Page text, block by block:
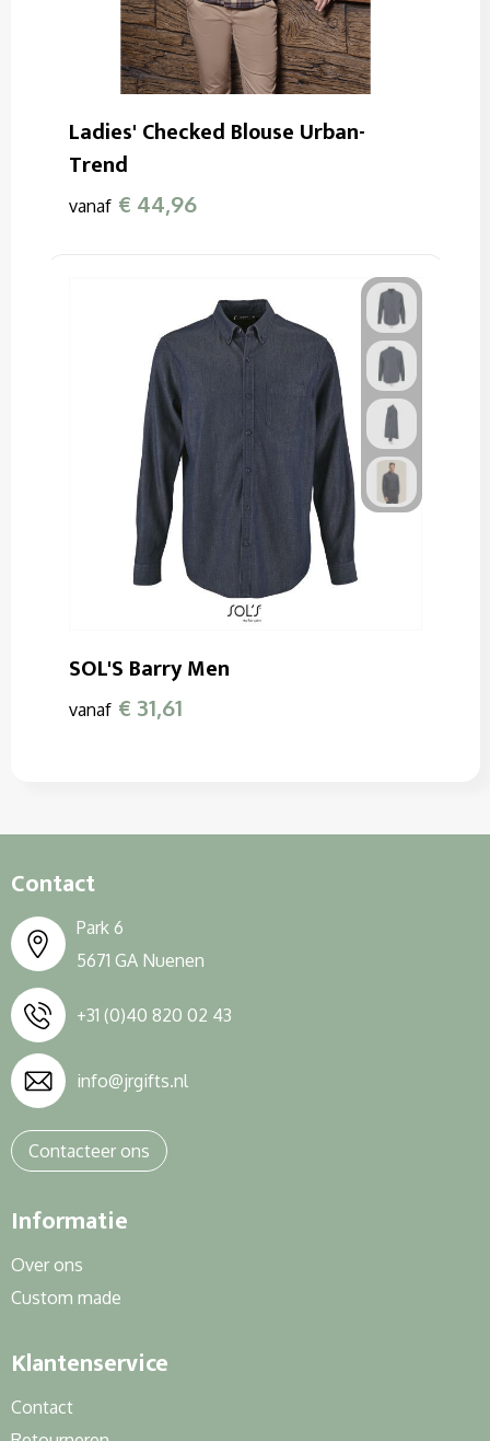
Ladies' Checked Blouse Urban-
Trend
vanaf € 44,96
SOL'S Barry Men
vanaf € 31,61
Contact
Park 6
5671 GA Nuenen
+31 (0)40 820 02 43
info@jrgifts.nl
Contacteer ons
Informatie
Over ons
Custom made
Klantenservice
Contact